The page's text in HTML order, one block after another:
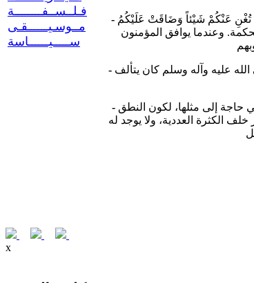
فـلــســفــــــــة
مــوسـيــــــقـى
ســـــيــــــاسة
- تُغْنِ عَنْكُمْ شَيْئاً وَضَاقَتْ عَلَيْكُمُ
عالم الحكمة. وعندما يوافق المؤمنون
- عليه وآله وسلم كان يتألف
- إلى مثلها، لكون النطق
الكثرة العددية، ولا يوجد له
x